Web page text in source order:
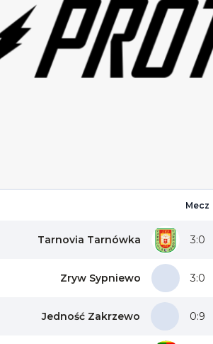
Mecz
Tarnovia Tarnówka 3:0
Zryw Sypniewo 3:0
Jedność Zakrzewo 0:9